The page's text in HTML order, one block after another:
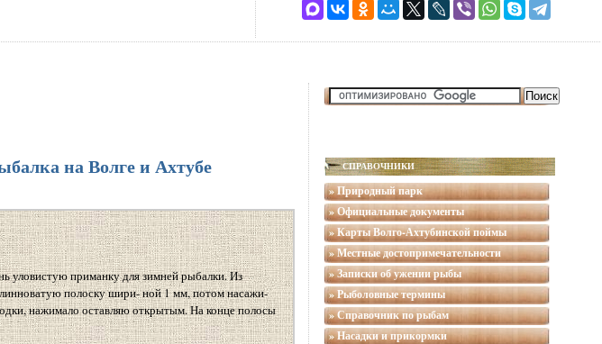
на Волге и Ахтубе
уловистую приманку для зимней рыбалки. Из
полоску шири- ной 1 мм, потом насажи-
нажимало оставляю открытым. На конце полосы
СПРАВОЧНИКИ
» Природный парк
» Официальные документы
» Карты Волго-Ахтубинской поймы
» Местные достопримечательности
» Записки об ужении рыбы
» Рыболовные термины
» Справочник по рыбам
» Насадки и прикормки